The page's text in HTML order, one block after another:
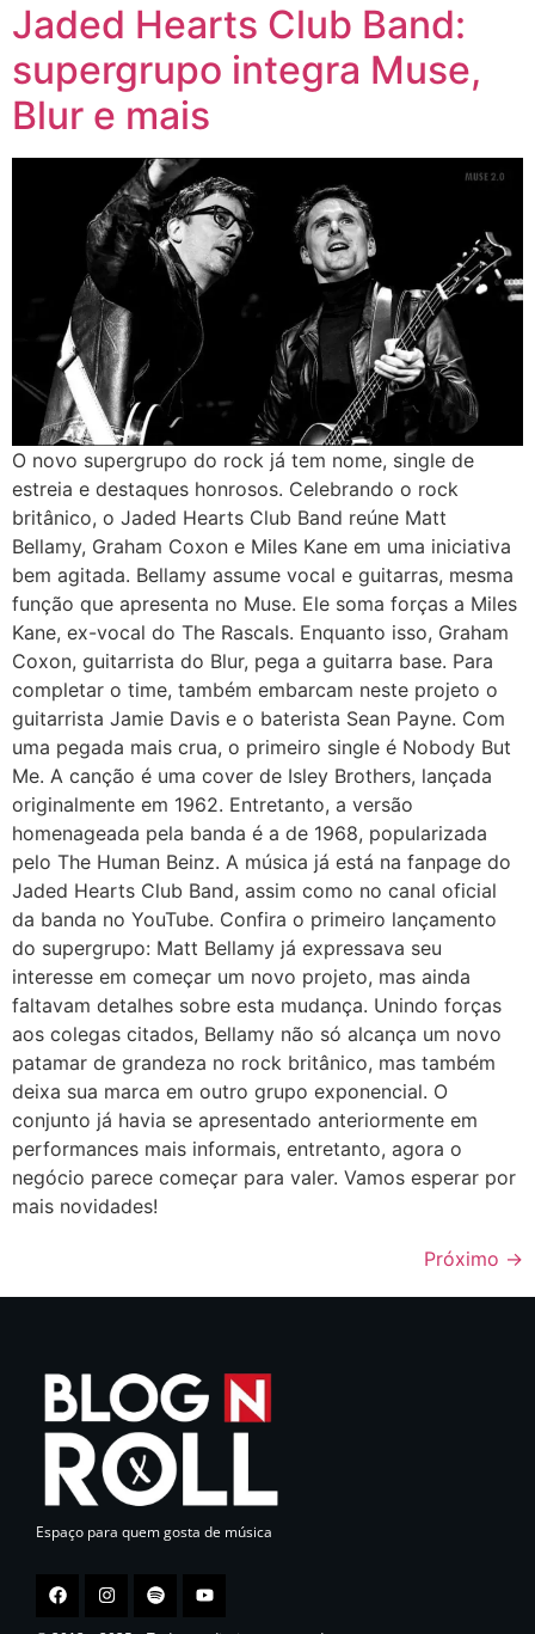
Jaded Hearts Club Band:
supergrupo integra Muse,
Blur e mais
O novo supergrupo do rock já tem nome, single de
estreia e destaques honrosos. Celebrando o rock
britânico, o Jaded Hearts Club Band reúne Matt
Bellamy, Graham Coxon e Miles Kane em uma iniciativa
bem agitada. Bellamy assume vocal e guitarras, mesma
função que apresenta no Muse. Ele soma forças a Miles
Kane, ex-vocal do The Rascals. Enquanto isso, Graham
Coxon, guitarrista do Blur, pega a guitarra base. Para
completar o time, também embarcam neste projeto o
guitarrista Jamie Davis e o baterista Sean Payne. Com
uma pegada mais crua, o primeiro single é Nobody But
Me. A canção é uma cover de Isley Brothers, lançada
originalmente em 1962. Entretanto, a versão
homenageada pela banda é a de 1968, popularizada
pelo The Human Beinz. A música já está na fanpage do
Jaded Hearts Club Band, assim como no canal oficial
da banda no YouTube. Confira o primeiro lançamento
do supergrupo: Matt Bellamy já expressava seu
interesse em começar um novo projeto, mas ainda
faltavam detalhes sobre esta mudança. Unindo forças
aos colegas citados, Bellamy não só alcança um novo
patamar de grandeza no rock britânico, mas também
deixa sua marca em outro grupo exponencial. O
conjunto já havia se apresentado anteriormente em
performances mais informais, entretanto, agora o
negócio parece começar para valer. Vamos esperar por
mais novidades!
Próximo →
Espaço para quem gosta de música